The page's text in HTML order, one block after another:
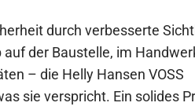
durch verbesserte
der Baustelle, im
– die Helly Hansen VOSS
sie verspricht. Ein solides